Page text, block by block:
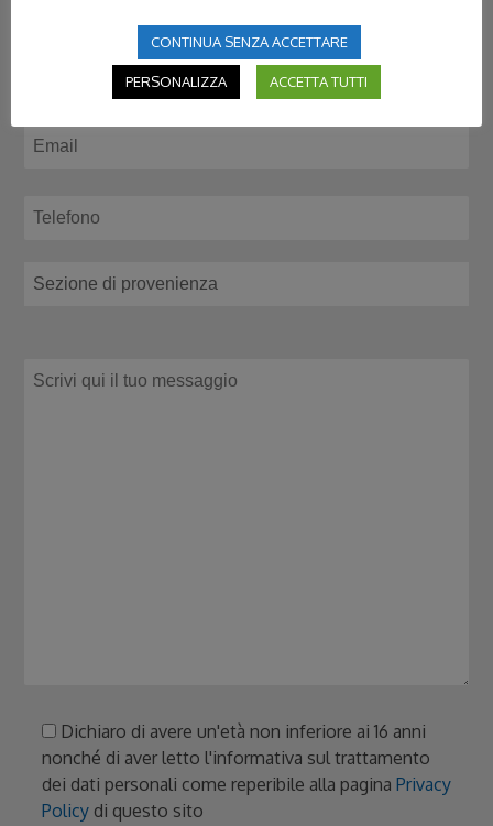
Dichiaro di avere un'età non inferiore ai 16 anni
nonché di aver letto l'informativa sul trattamento
dei dati personali come reperibile alla paginaPrivacy
Policy di questo sito
CONTINUA SENZA ACCETTARE
PERSONALIZZA ACCETTA TUTTI